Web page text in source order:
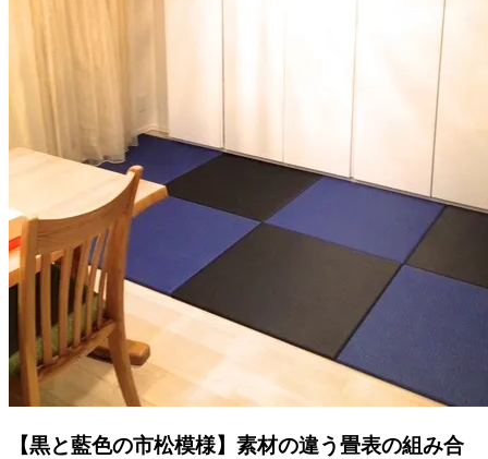
【黒と藍色の市松模様】素材の違う畳表の組み合